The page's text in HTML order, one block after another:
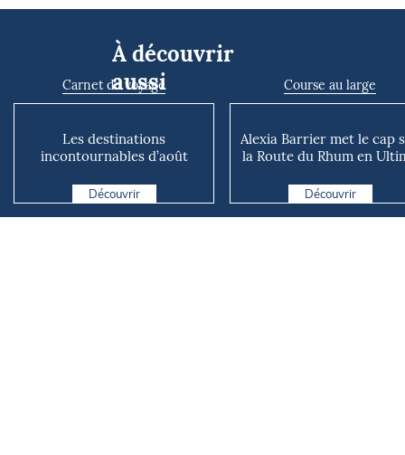
À découvrir
aussi
Carnet de voyage
Les destinations
incontournables d’août
Découvrir
Course au large
Alexia Barrier met le cap
la Route du Rhum en
Découvrir